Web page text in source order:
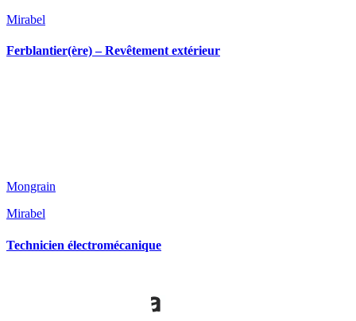
Mirabel
Ferblantier(ère) – Revêtement extérieur
Mongrain
Mirabel
Technicien électromécanique